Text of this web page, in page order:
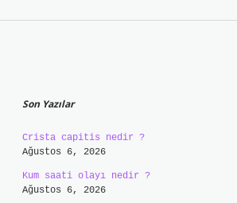
Son Yazılar
Crista capitis nedir ?
Ağustos 6, 2026
Kum saati olayı nedir ?
Ağustos 6, 2026